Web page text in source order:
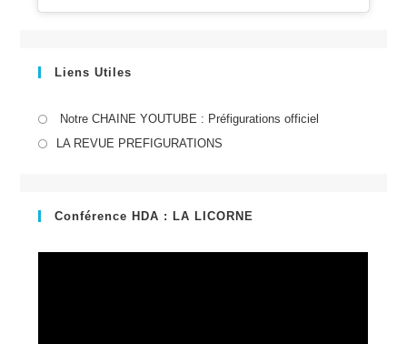
Liens Utiles
Notre CHAINE YOUTUBE : Préfigurations officiel
LA REVUE PREFIGURATIONS
nouvel
Conférence HDA : LA LICORNE